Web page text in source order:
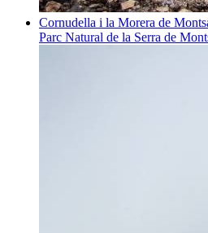
Cornudella i la Morera de
Parc Natural de la Serra de